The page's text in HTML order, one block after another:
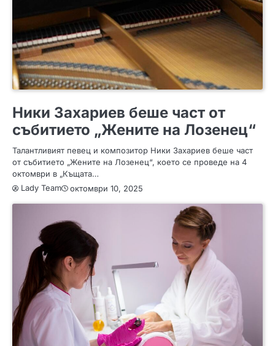
Ники Захариев беше част от
събитието „Жените на Лозенец“
Талантливият певец и композитор Ники Захариев беше част
от събитието „Жените на Лозенец“, което се проведе на 4
октомври в „Къщата…
Lady Team
октомври 10, 2025